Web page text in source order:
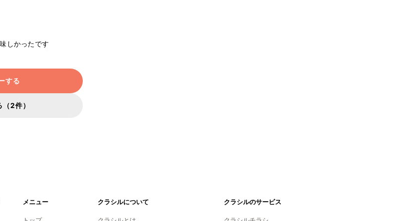
しかったです
する
2件）
メニュー クラシルについて クラシルのサービス